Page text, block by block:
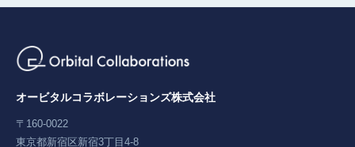
オービタルコラボレーションズ株式会社
〒160-0022
東京都新宿区新宿3丁目4-8